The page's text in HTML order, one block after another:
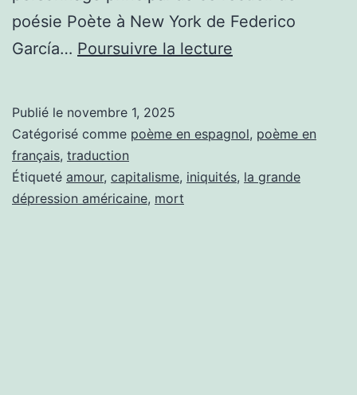
poésie Poète à New York de Federico
García… Poursuivre la lecture
York
de
Publié le novembre 1, 2025
Catégorisé comme poème en espagnol, poème en
français, traduction
Étiqueté amour, capitalisme, iniquités, la grande
dépression américaine, mort